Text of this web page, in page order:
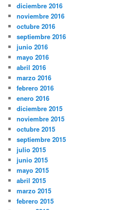
diciembre 2016
noviembre 2016
octubre 2016
septiembre 2016
junio 2016
mayo 2016
abril 2016
marzo 2016
febrero 2016
enero 2016
diciembre 2015
noviembre 2015
octubre 2015
septiembre 2015
julio 2015
junio 2015
mayo 2015
abril 2015
marzo 2015
febrero 2015